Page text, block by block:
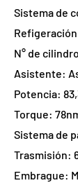
Sistema de
N° de
Asistente:
Potencia:
Torque:
Sistema de
Trasmisión:
Embrague: